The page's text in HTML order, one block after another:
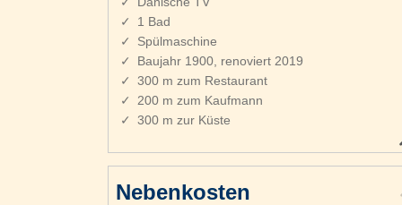
1 Bad
Spülmaschine
Baujahr 1900, renoviert 2019
300 m zum Restaurant
200 m zum Kaufmann
300 m zur Küste
Nebenkosten